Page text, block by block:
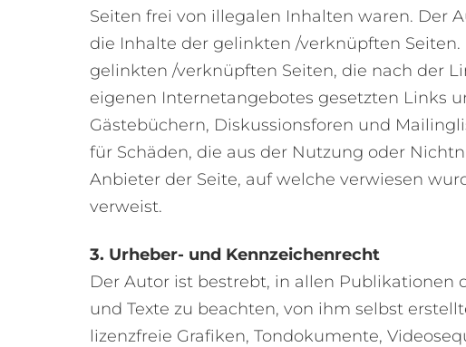
Seiten frei von illegalen Inhalten waren. Der
die Inhalte der gelinkten /verknüpften
gelinkten /verknüpften Seiten, die nach der
eigenen Internetangebotes gesetzten Links
Gästebüchern, Diskussionsforen und
für Schäden, die aus der Nutzung oder
Anbieter der Seite, auf welche verwiesen
verweist.
3. Urheber- und Kennzeichenrecht
Der Autor ist bestrebt, in allen Publikationen
und Texte zu beachten, von ihm selbst
lizenzfreie Grafiken, Tondokumente,